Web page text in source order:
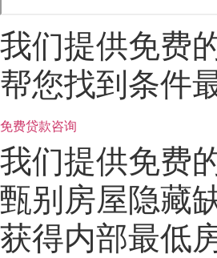
我们提供免费
帮您找到条件
免费贷款咨询
我们提供免费
甄别房屋隐藏
获得内部最低